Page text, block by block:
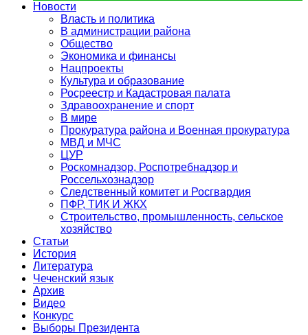
Новости
Власть и политика
В администрации района
Общество
Экономика и финансы
Нацпроекты
Культура и образование
Росреестр и Кадастровая палата
Здравоохранение и спорт
В мире
Прокуратура района и Военная прокуратура
МВД и МЧС
ЦУР
Роскомнадзор, Роспотребнадзор и
Россельхознадзор
Следственный комитет и Росгвардия
ПФР, ТИК И ЖКХ
Строительство, промышленность, сельское
хозяйство
Статьи
История
Литература
Чеченский язык
Архив
Видео
Конкурс
Выборы Президента